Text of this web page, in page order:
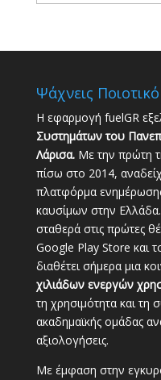
Καταχωρήσεων
Ψάχνεις
Η εφαρμογή fuelGR
Συστημάτων του
Λάρισα.Με την πρώτη
πίσω στο 2014,
πλατφόρμα ενημέρωσης
καυσίμων στην
σταθερά στις πρώτες
Google Play Store και
διαθέτει σήμερα μια
χιλιάδων ενεργών
τη χρησιμότητα και τη
ακαδημαϊκής ομάδας
αξιολογήσεις.
Με έμφαση στην